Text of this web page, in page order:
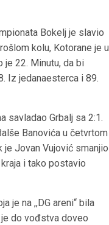
Bokelj je slavio
kolu, Kotorane je u
22. Minutu, da bi
Iz jedanaesterca i 89.
savladao Grbalj sa 2:1.
Banovića u četvrtom
je Jovan Vujović smanjio
i tako postavio
je na ,,DG areni“ bila
je do vođstva doveo